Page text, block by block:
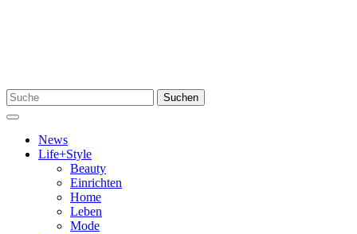
Suchen
nach:
Suchen
Menü
News
Life+Style
Beauty
Einrichten
Home
Leben
Mode